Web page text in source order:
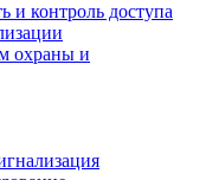
и контроль доступа
охраны и